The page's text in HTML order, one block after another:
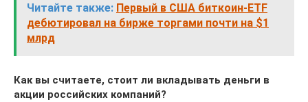
Читайте также: Первый в США биткоин-ETF
дебютировал на бирже торгами почти на $1
млрд
Как вы считаете, стоит ли вкладывать деньги в
акции российских компаний?